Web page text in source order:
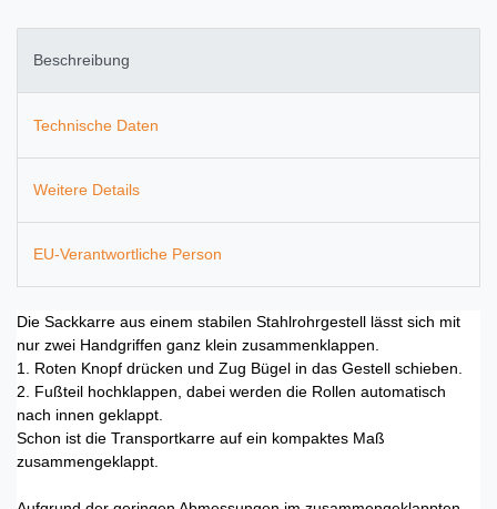
Beschreibung
Technische Daten
Weitere Details
EU-Verantwortliche Person
Die Sackkarre aus einem stabilen Stahlrohrgestell lässt sich mit
nur zwei Handgriffen ganz klein zusammenklappen.
1. Roten Knopf drücken und Zug Bügel in das Gestell schieben.
2. Fußteil hochklappen, dabei werden die Rollen automatisch
nach innen geklappt.
Schon ist die Transportkarre auf ein kompaktes Maß
zusammengeklappt.